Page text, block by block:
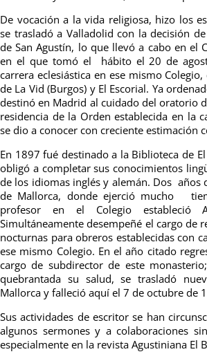
De vocación a la vida religiosa, hizo los
se trasladó a Valladolid con la decisión
de San Agustín, lo que llevó a cabo en el
en el que tomó el hábito el 20 de
carrera eclesiástica en ese mismo
de La Vid (Burgos) y El Escorial. Ya
destinó en Madrid al cuidado del oratorio
residencia de la Orden establecida en la
se dio a conocer con creciente estimación
En 1897 fué destinado a la Biblioteca de
obligó a completar sus conocimientos
de los idiomas inglés y alemán. Dos años
de Mallorca, donde ejerció mucho
profesor en el Colegio
Simultáneamente desempeñé el cargo de
nocturnas para obreros establecidas con
ese mismo Colegio. En el año citado
cargo de subdirector de este
quebrantada su salud, se trasladó
Mallorca y falleció aquí el 7 de octubre de
Sus actividades de escritor se han
algunos sermones y a colaboraciones
especialmente en la revista Agustiniana El